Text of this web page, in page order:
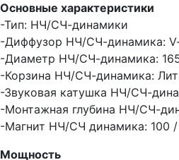
Основные характеристики
-Тип: НЧ/СЧ-динамики
-Диффузор НЧ/СЧ-динамика: V-
-Диаметр НЧ/СЧ-динамика:
-Корзина НЧ/СЧ-динамика:
-Звуковая катушка НЧ/СЧ-
-Монтажная глубина НЧ/СЧ-
-Магнит НЧ/СЧ динамика: 100
Мощность